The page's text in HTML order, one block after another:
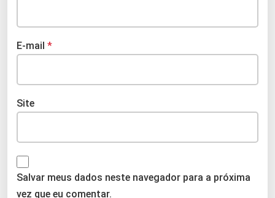
E-mail *
Site
Salvar meus dados neste navegador para a próxima
vez que eu comentar.